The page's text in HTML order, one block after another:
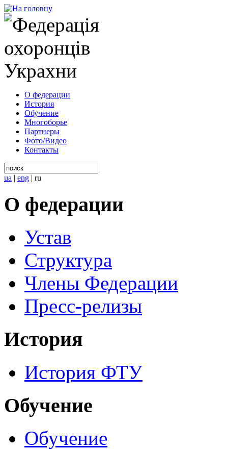
О федерации
История
Обучение
Многоборье
Партнеры
Фото/Видео
Контакты
ua | eng | ru
О федерации
Устав
Структура
Члены Федерации
Пресс-релизы
История
История ФТУ
Обучение
Обучение